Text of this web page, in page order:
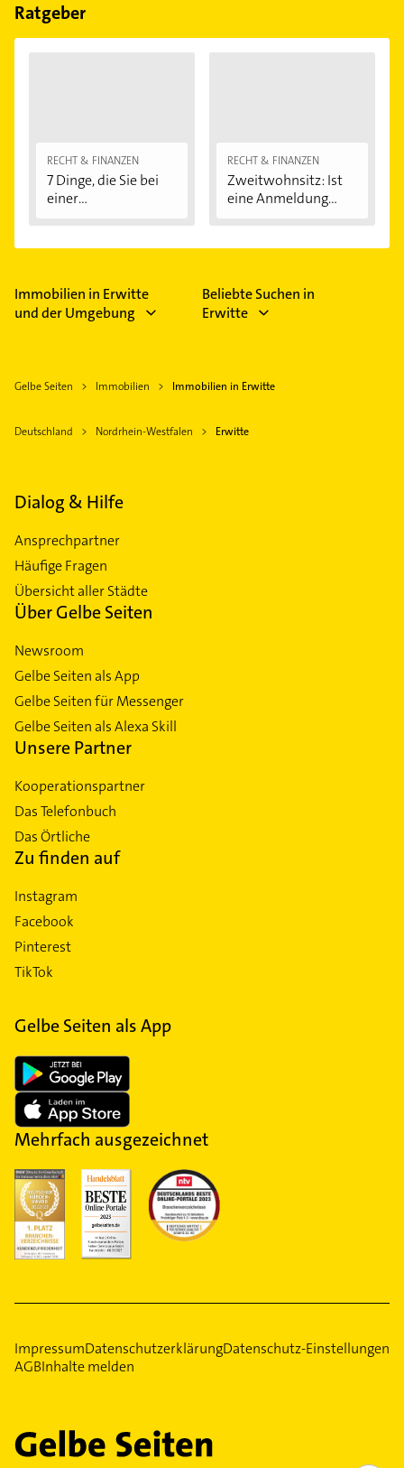
Ratgeber
RECHT & FINANZEN
7 Dinge, die Sie bei
einer
RECHT & FINANZEN
Zweitwohnsitz: Ist
eine Anmeldung...
Immobilien in Erwitte
und der Umgebung
Beliebte Suchen in
Erwitte
Gelbe Seiten Immobilien Immobilien in Erwitte
Deutschland Nordrhein-Westfalen Erwitte
Dialog & Hilfe
Ansprechpartner
Häufige Fragen
Übersicht aller Städte
Über Gelbe Seiten
Newsroom
Gelbe Seiten als App
Gelbe Seiten für Messenger
Gelbe Seiten als Alexa Skill
Unsere Partner
Kooperationspartner
Das Telefonbuch
Das Örtliche
Zu finden auf
Instagram
Facebook
Pinterest
TikTok
Gelbe Seiten als App
Mehrfach ausgezeichnet
ImpressumDatenschutzerklärungDatenschutz-Einstellungen
AGBInhalte melden